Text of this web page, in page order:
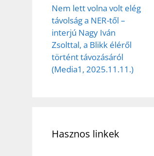
Nem lett volna volt elég
távolság a NER-től –
interjú Nagy Iván
Zsolttal, a Blikk éléről
történt távozásáról
(Media1, 2025.11.11.)
Hasznos linkek